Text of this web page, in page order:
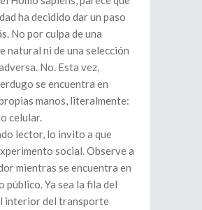
ha decidido dar un paso
No por culpa de una
natural ni de una selección
No. Esta vez,
se encuentra en
manos, literalmente:
celular.
lector, lo invito a que
social. Observe a
mientras se encuentra en
público. Ya sea la fila del
interior del transporte